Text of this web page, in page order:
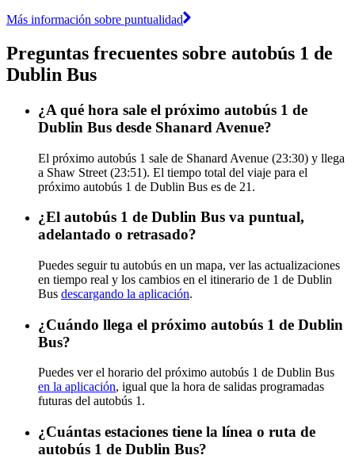
Más información sobre puntualidad
Preguntas frecuentes sobre autobús 1 de
Dublin Bus
¿A qué hora sale el próximo autobús 1 de
Dublin Bus desde Shanard Avenue?
El próximo autobús 1 sale de Shanard Avenue (23:30) y llega
a Shaw Street (23:51). El tiempo total del viaje para el
próximo autobús 1 de Dublin Bus es de 21.
¿El autobús 1 de Dublin Bus va puntual,
adelantado o retrasado?
Puedes seguir tu autobús en un mapa, ver las actualizaciones
en tiempo real y los cambios en el itinerario de 1 de Dublin
Bus descargando la aplicación.
¿Cuándo llega el próximo autobús 1 de Dublin
Bus?
Puedes ver el horario del próximo autobús 1 de Dublin Bus
en la aplicación, igual que la hora de salidas programadas
futuras del autobús 1.
¿Cuántas estaciones tiene la línea o ruta de
autobús 1 de Dublin Bus?